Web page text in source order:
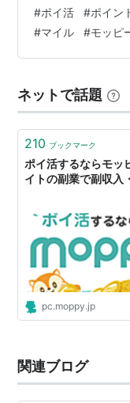
「知ってるよ」と
た花の名前を僕達
衣子（めんま）の
モッピーの画像
タルウォレットの
ルとの相性で徹底
マイルとは？飛行
は、ファンくるの
います。理由はシ
#ポイ活 #ポイン
#マイル #モッピ
ネットで話題
210 ブックマーク
ポイ活するならモッ
イトの副業で副収入
pc.moppy.jp
関連ブログ